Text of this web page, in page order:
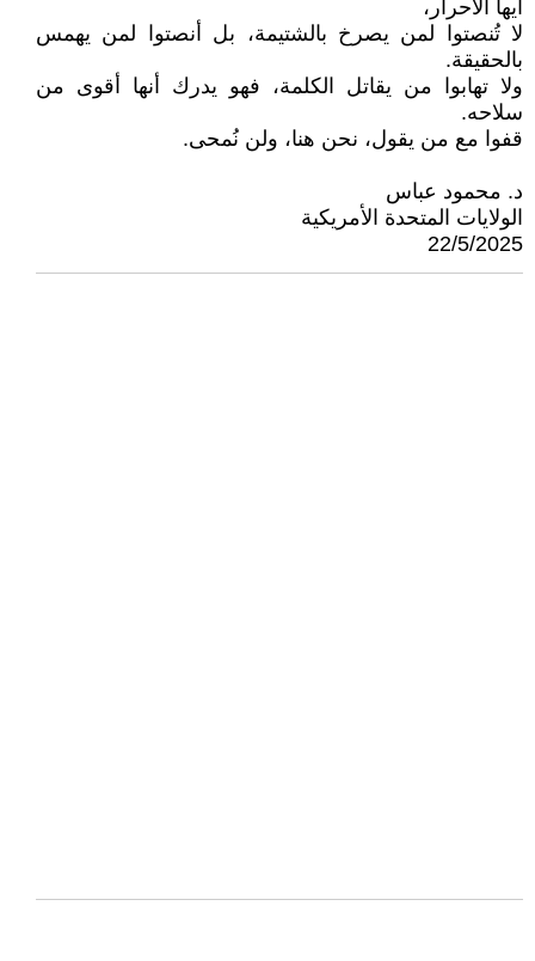
أيها الأحرار،
لا تُنصتوا لمن يصرخ بالشتيمة، بل أنصتوا لمن يهمس
بالحقيقة.
ولا تهابوا من يقاتل الكلمة، فهو يدرك أنها أقوى من
سلاحه.
قفوا مع من يقول، نحن هنا، ولن نُمحى.
د. محمود عباس
الولايات المتحدة الأمريكية
22/5/2025